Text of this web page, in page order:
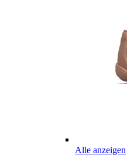
Alle anzeigen